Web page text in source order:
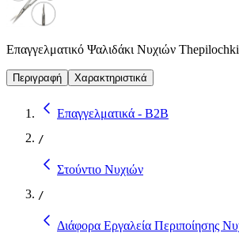
Επαγγελματικό Ψαλιδάκι Νυχιών
Περιγραφή Χαρακτηριστικά
Επαγγελματικά - B2B
/
Στούντιο Νυχιών
/
Διάφορα Εργαλεία Περιποίησης